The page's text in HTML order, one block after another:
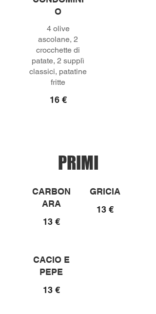
O
4 olive
ascolane, 2
crocchette di
patate, 2 supplì
classici, patatine
fritte
16 €
PRIMI
CARBON
ARA
13 €
GRICIA
13 €
CACIO E
PEPE
13 €